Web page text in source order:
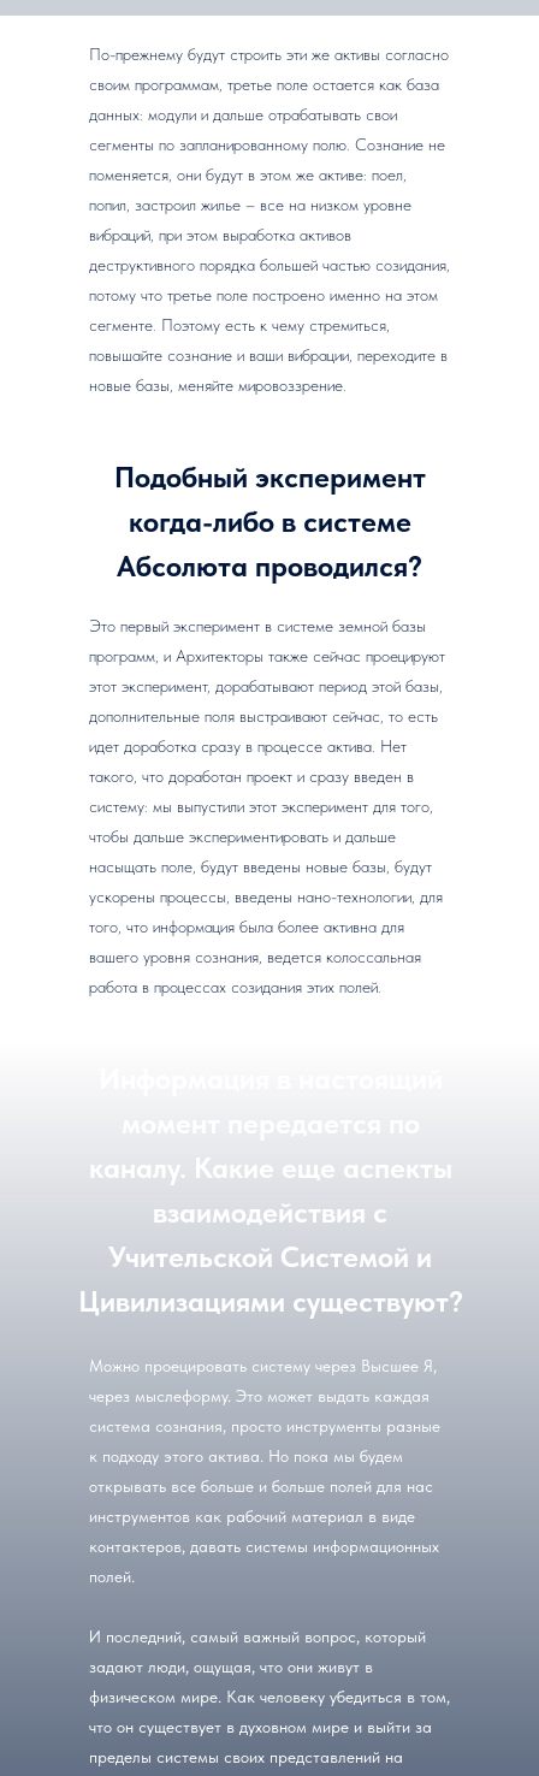
По-прежнему будут строить эти же активы согласно
своим программам, третье поле остается как база
данных: модули и дальше отрабатывать свои
сегменты по запланированному полю. Сознание не
поменяется, они будут в этом же активе: поел,
попил, застроил жилье – все на низком уровне
вибраций, при этом выработка активов
деструктивного порядка большей частью созидания,
потому что третье поле построено именно на этом
сегменте. Поэтому есть к чему стремиться,
повышайте сознание и ваши вибрации, переходите в
новые базы, меняйте мировоззрение.
Подобный эксперимент
когда-либо в системе
Абсолюта проводился?
Это первый эксперимент в системе земной базы
программ, и Архитекторы также сейчас проецируют
этот эксперимент, дорабатывают период этой базы,
дополнительные поля выстраивают сейчас, то есть
идет доработка сразу в процессе актива. Нет
такого, что доработан проект и сразу введен в
систему: мы выпустили этот эксперимент для того,
чтобы дальше экспериментировать и дальше
насыщать поле, будут введены новые базы, будут
ускорены процессы, введены нано-технологии, для
того, что информация была более активна для
вашего уровня сознания, ведется колоссальная
работа в процессах созидания этих полей.
каналу. Какие еще аспекты
взаимодействия с
Учительской Системой и
Цивилизациями существуют?
Можно проецировать систему через Высшее Я,
через мыслеформу. Это может выдать каждая
система сознания, просто инструменты разные
к подходу этого актива. Но пока мы будем
открывать все больше и больше полей для нас
инструментов как рабочий материал в виде
контактеров, давать системы информационных
полей.
И последний, самый важный вопрос, который
задают люди, ощущая, что они живут в
физическом мире. Как человеку убедиться в том,
что он существует в духовном мире и выйти за
пределы системы своих представлений на